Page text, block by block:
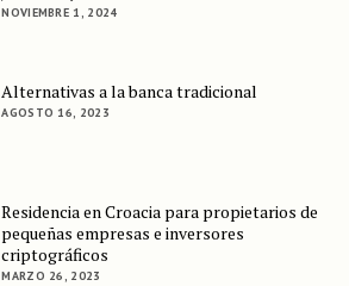
NOVIEMBRE 1, 2024
Alternativas a la banca tradicional
AGOSTO 16, 2023
Residencia en Croacia para propietarios de
pequeñas empresas e inversores
criptográficos
MARZO 26, 2023